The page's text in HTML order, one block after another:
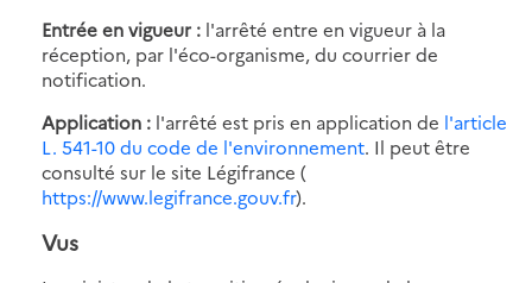
Entrée en vigueur : l'arrêté entre en vigueur à la
réception, par l'éco-organisme, du courrier de
notification.
Application : l'arrêté est pris en application de l'article
L. 541-10 du code de l'environnement. Il peut être
consulté sur le site Légifrance (
https://www.legifrance.gouv.fr).
Vus